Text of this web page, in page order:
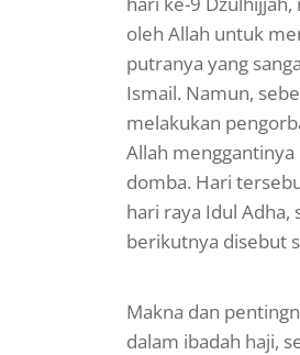
oleh Allah untuk
putranya yang
Ismail. Namun,
melakukan
Allah
domba. Hari
hari raya Idul Adha,
berikutnya disebut
Makna dan
dalam ibadah haji,